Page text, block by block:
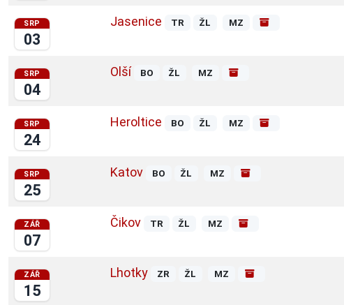
SRP
03
Jasenice TR ŽL MZ
SRP
04
Olší BO ŽL MZ
SRP
24
Heroltice BO ŽL MZ
SRP
25
Katov BO ŽL MZ
ZÁŘ
07
Čikov TR ŽL MZ
ZÁŘ
15
Lhotky ZR ŽL MZ